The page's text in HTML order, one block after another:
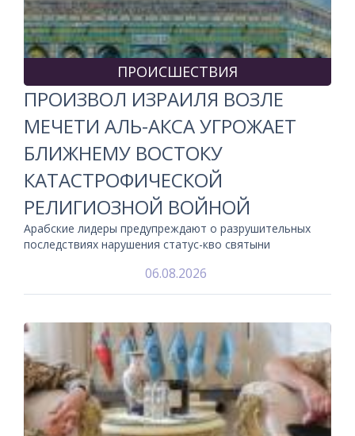
ПРОИСШЕСТВИЯ
ПРОИЗВОЛ ИЗРАИЛЯ ВОЗЛЕ
МЕЧЕТИ АЛЬ-АКСА УГРОЖАЕТ
БЛИЖНЕМУ ВОСТОКУ
КАТАСТРОФИЧЕСКОЙ
РЕЛИГИОЗНОЙ ВОЙНОЙ
Арабские лидеры предупреждают о разрушительных
последствиях нарушения статус-кво святыни
06.08.2026